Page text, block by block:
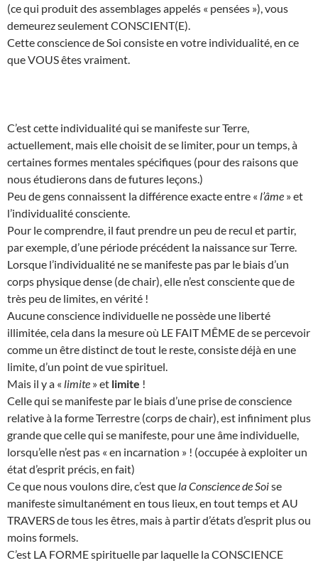
(ce qui produit des assemblages appelés « pensées »), vous
demeurez seulement CONSCIENT(E).
Cette conscience de Soi consiste en votre individualité, en ce
que VOUS êtes vraiment.
C’est cette individualité qui se manifeste sur Terre,
actuellement, mais elle choisit de se limiter, pour un temps, à
certaines formes mentales spécifiques (pour des raisons que
nous étudierons dans de futures leçons.)
Peu de gens connaissent la différence exacte entre « l’âme » et
l’individualité consciente.
Pour le comprendre, il faut prendre un peu de recul et partir,
par exemple, d’une période précédent la naissance sur Terre.
Lorsque l’individualité ne se manifeste pas par le biais d’un
corps physique dense (de chair), elle n’est consciente que de
très peu de limites, en vérité !
Aucune conscience individuelle ne possède une liberté
illimitée, cela dans la mesure où LE FAIT MÊME de se percevoir
comme un être distinct de tout le reste, consiste déjà en une
limite, d’un point de vue spirituel.
Mais il y a « limite » et limite !
Celle qui se manifeste par le biais d’une prise de conscience
relative à la forme Terrestre (corps de chair), est infiniment plus
grande que celle qui se manifeste, pour une âme individuelle,
lorsqu’elle n’est pas « en incarnation » ! (occupée à exploiter un
état d’esprit précis, en fait)
Ce que nous voulons dire, c’est que la Conscience de Soise
manifeste simultanément en tous lieux, en tout temps et AU
TRAVERS de tous les êtres, mais à partir d’états d’esprit plus ou
moins formels.
C’est LA FORME spirituelle par laquelle la CONSCIENCE